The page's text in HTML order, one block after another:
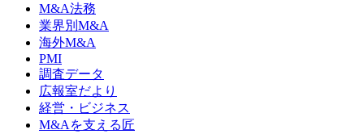
M&A法務
業界別M&A
海外M&A
PMI
調査データ
広報室だより
経営・ビジネス
M&Aを支える匠